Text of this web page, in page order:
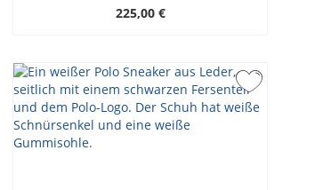
225,00 €